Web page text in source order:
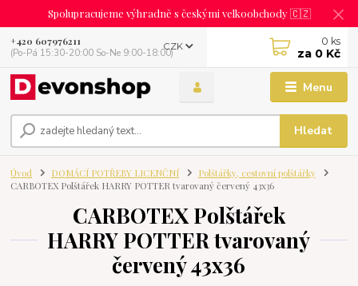
Spolupracujeme výhradně s českými velkoobchody 🇨🇿
Menu
CZK
Hledat
+420 607976211
(Po-Pá 15:30-20:00 So-Ne 9:00-18:00)
0 ks
za 0 Kč
Úvod DOMÁCÍ POTŘEBY LICENČNÍ
Polštářky, cestovní polštářky
CARBOTEX Polštářek HARRY POTTER tvarovaný červený 43x36
CARBOTEX Polštářek
HARRY POTTER tvarovaný
červený 43x36